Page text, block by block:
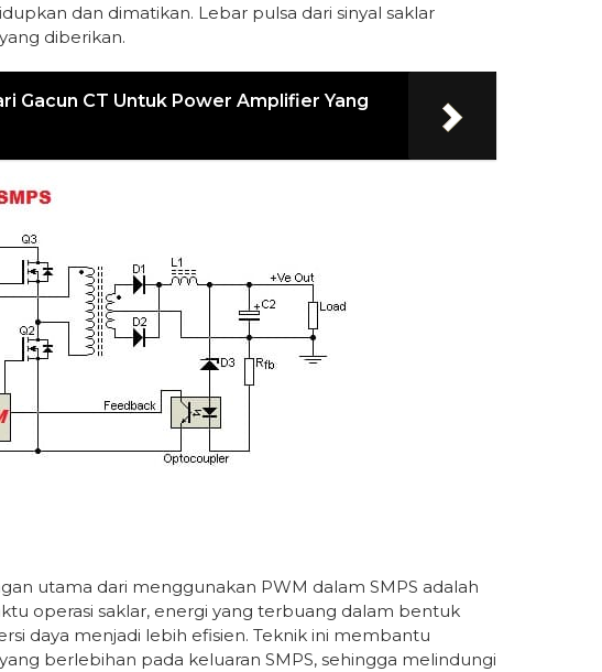
dan dimatikan. Lebar pulsa dari sinyal saklar
diberikan.
Gacun CT Untuk Power Amplifier Yang
utama dari menggunakan PWM dalam SMPS adalah
operasi saklar, energi yang terbuang dalam bentuk
daya menjadi lebih efisien. Teknik ini membantu
berlebihan pada keluaran SMPS, sehingga melindungi